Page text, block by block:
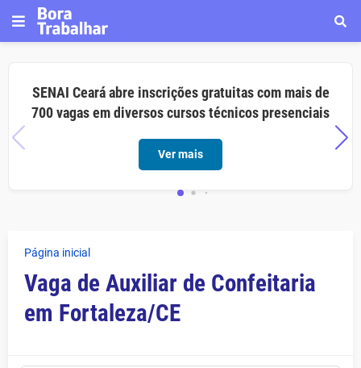
SENAI Ceará abre inscrições gratuitas com mais de
700 vagas em diversos cursos técnicos presenciais
Ver mais
Página inicial
Vaga de Auxiliar de Confeitaria
em Fortaleza/CE